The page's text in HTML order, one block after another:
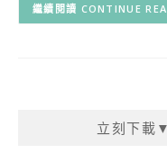
CONTINUE
立刻下載